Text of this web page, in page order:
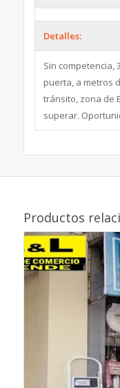
Detalles:
Sin competencia,
puerta, a metros
tránsito, zona de
superar.
Productos